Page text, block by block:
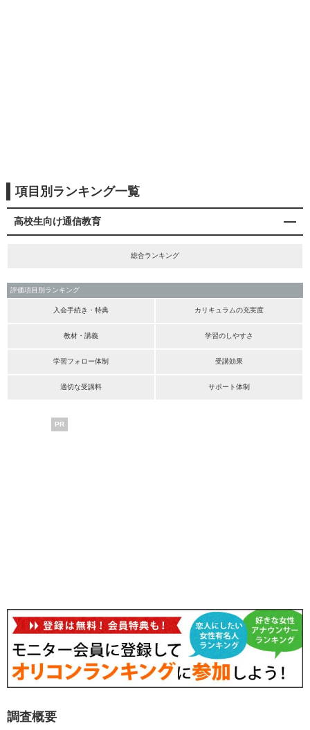
項目別ランキング一覧
高校生向け通信教育
総合ランキング
評価項目別ランキング
入会手続き・特典 カリキュラムの充実度
教材・講義 学習のしやすさ
学習フォロー体制 受講効果
適切な受講料 サポート体制
PR
調査概要